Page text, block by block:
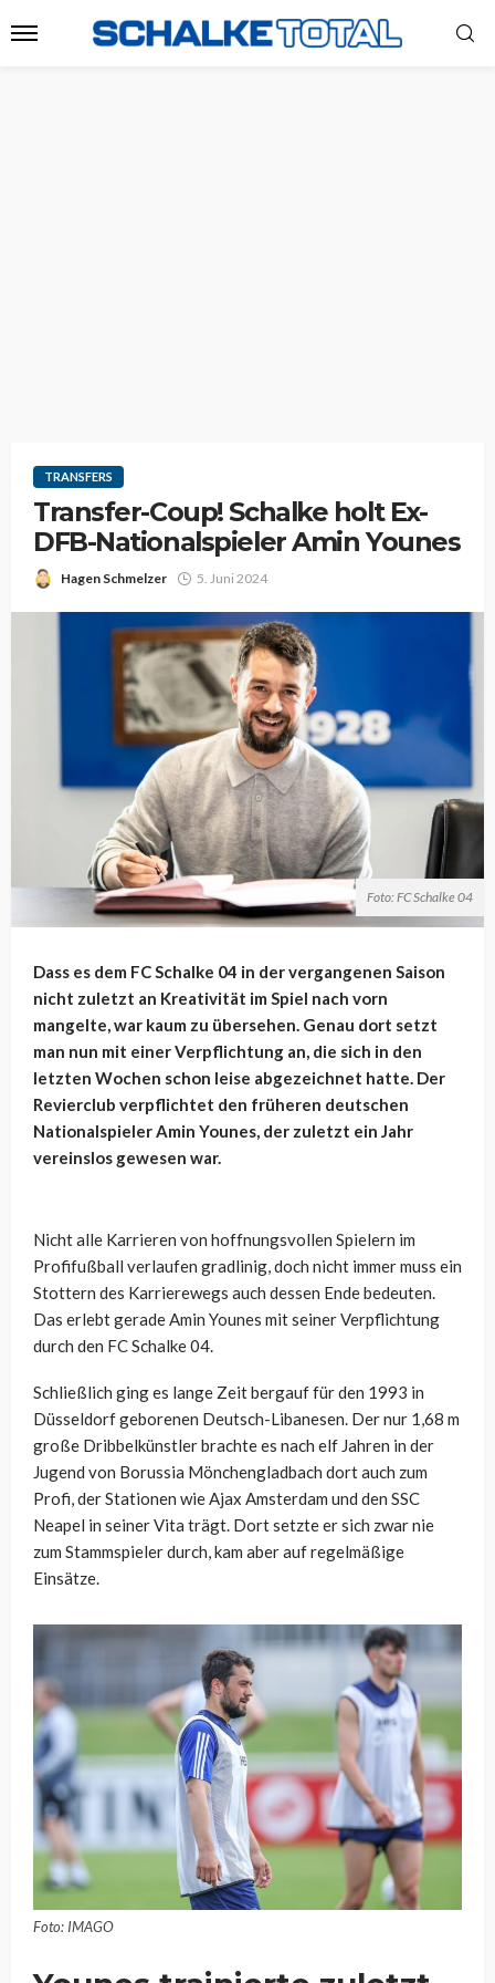
TRANSFERS
Transfer-Coup! Schalke holt Ex-
DFB-Nationalspieler Amin Younes
Hagen Schmelzer 5. Juni 2024
Foto: FC Schalke 04
Dass es dem FC Schalke 04 in der vergangenen Saison
nicht zuletzt an Kreativität im Spiel nach vorn
mangelte, war kaum zu übersehen. Genau dort setzt
man nun mit einer Verpflichtung an, die sich in den
letzten Wochen schon leise abgezeichnet hatte. Der
Revierclub verpflichtet den früheren deutschen
Nationalspieler Amin Younes, der zuletzt ein Jahr
vereinslos gewesen war.
Nicht alle Karrieren von hoffnungsvollen Spielern im
Profifußball verlaufen gradlinig, doch nicht immer muss ein
Stottern des Karrierewegs auch dessen Ende bedeuten.
Das erlebt gerade Amin Younes mit seiner Verpflichtung
durch den FC Schalke 04.
Schließlich ging es lange Zeit bergauf für den 1993 in
Düsseldorf geborenen Deutsch-Libanesen. Der nur 1,68 m
große Dribbelkünstler brachte es nach elf Jahren in der
Jugend von Borussia Mönchengladbach dort auch zum
Profi, der Stationen wie Ajax Amsterdam und den SSC
Neapel in seiner Vita trägt. Dort setzte er sich zwar nie
zum Stammspieler durch, kam aber auf regelmäßige
Einsätze.
Foto: IMAGO